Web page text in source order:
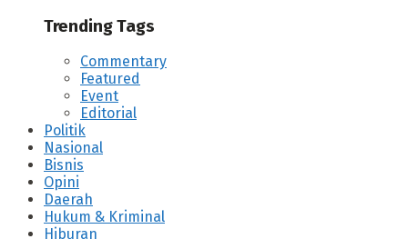
Trending Tags
Commentary
Featured
Event
Editorial
Politik
Nasional
Bisnis
Opini
Daerah
Hukum & Kriminal
Hiburan